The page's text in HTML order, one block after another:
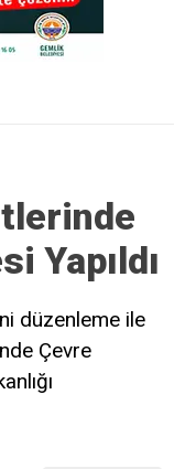
Yapıldı
düzenleme ile
Çevre